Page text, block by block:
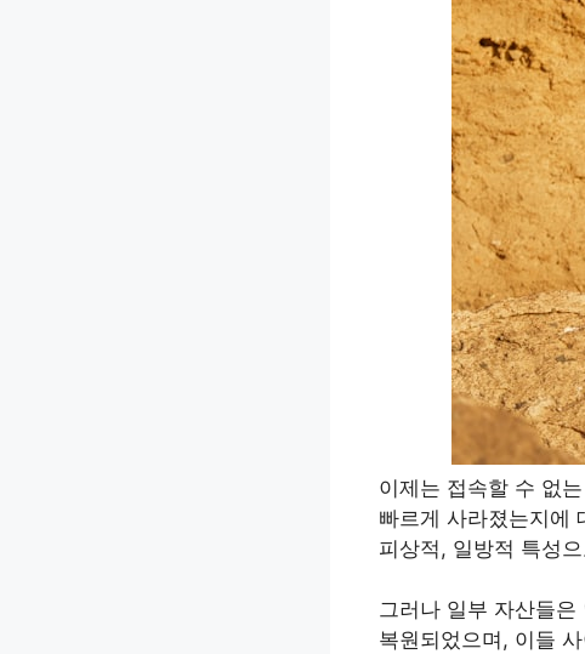
이제는 접속할 수 없
빠르게 사라졌는지에
피상적, 일방적 특성
그러나 일부 자산들
복원되었으며, 이들